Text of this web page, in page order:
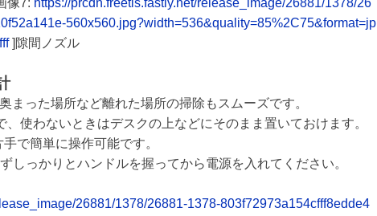
像7: https://prcdn.freetls.fastly.net/release_image/26881/1378/26
560x560.jpg?width=536&quality=85%2C75&format=jp
]隙間ノズル
まった場所など離れた場所の掃除もスムーズです。
使わないときはデスクの上などにそのまま置いておけます。
で簡単に操作可能です。
しっかりとハンドルを握ってから電源を入れてください。
26881/1378/26881-1378-803f72973a154cfff8edde4